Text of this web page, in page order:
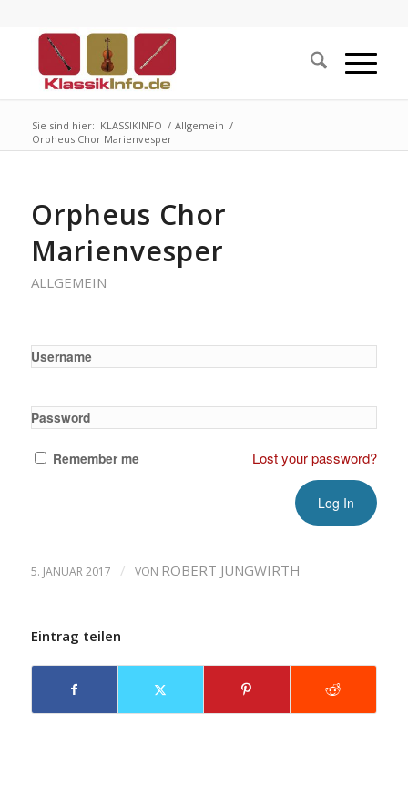
Sie sind hier: KLASSIKINFO / Allgemein /
Orpheus Chor Marienvesper
Orpheus Chor
Marienvesper
ALLGEMEIN
Username
Password
Remember me Lost your password?
5. JANUAR 2017 / VON ROBERT JUNGWIRTH
Eintrag teilen